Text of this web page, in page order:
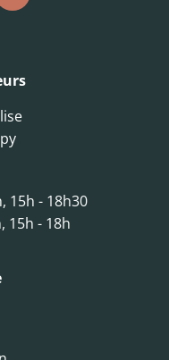
15h - 18h30
15h - 18h